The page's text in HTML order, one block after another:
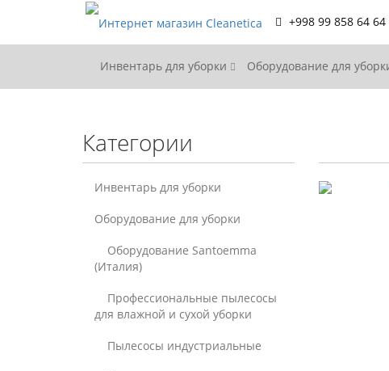
+998 99 858 64 64
Инвентарь для уборки Оборудование для
Категории
Инвентарь для уборки
Оборудование для уборки
Оборудование Santoemma
(Италия)
Профессиональные пылесосы
для влажной и сухой уборки
Пылесосы индустриальные